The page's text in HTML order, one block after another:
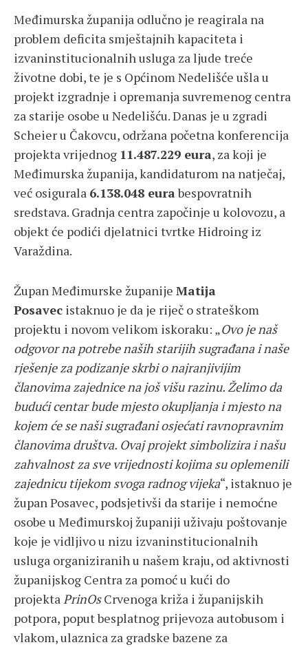
Međimurska županija odlučno je reagirala na
problem deficita smještajnih kapaciteta i
izvaninstitucionalnih usluga za ljude treće
životne dobi, te je s Općinom Nedelišće ušla u
projekt izgradnje i opremanja suvremenog centra
za starije osobe u Nedelišću. Danas je u zgradi
Scheier u Čakovcu, održana početna konferencija
projekta vrijednog 11.487.229 eura, za koji je
Međimurska županija, kandidaturom na natječaj,
već osigurala 6.138.048 eurabespovratnih
sredstava. Gradnja centra započinje u kolovozu, a
objekt će podići djelatnici tvrtke Hidroing iz
Varaždina.
Župan Međimurske županije Matija
Posavec istaknuo je da je riječ o strateškom
projektu i novom velikom iskoraku: „Ovo je naš
odgovor na potrebe naših starijih sugrađana i naše
rješenje za podizanje skrbi o najranjivijim
članovima zajednice na još višu razinu. Želimo da
budući centar bude mjesto okupljanja i mjesto na
kojem će se naši sugrađani osjećati ravnopravnim
članovima društva. Ovaj projekt simbolizira i našu
zahvalnost za sve vrijednosti kojima su oplemenili
zajednicu tijekom svoga radnog vijeka“, istaknuo je
župan Posavec, podsjetivši da starije i nemoćne
osobe u Međimurskoj županiji uživaju poštovanje
koje je vidljivo u nizu izvaninstitucionalnih
usluga organiziranih u našem kraju, od aktivnosti
županijskog Centra za pomoć u kući do
projektaPrinOsCrvenoga križa i županijskih
potpora, poput besplatnog prijevoza autobusom i
vlakom, ulaznica za gradske bazene za